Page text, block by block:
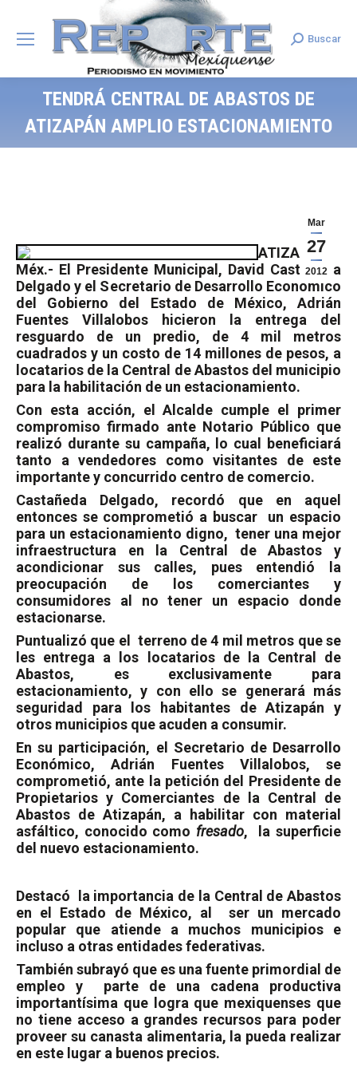
Search:
Buscar
TENDRÁ CENTRAL DE ABASTOS DE
ATIZAPÁN AMPLIO ESTACIONAMIENTO
Mar
27
2012
ATIZAPAN,
Méx.- El Presidente Municipal, David Castañeda
Delgado y el Secretario de Desarrollo Económico
del Gobierno del Estado de México, Adrián
Fuentes Villalobos hicieron la entrega del
resguardo de un predio, de 4 mil metros
cuadrados y un costo de 14 millones de pesos, a
locatarios de la Central de Abastos del municipio
para la habilitación de un estacionamiento.
Con esta acción, el Alcalde cumple el primer
compromiso firmado ante Notario Público que
realizó durante su campaña, lo cual beneficiará
tanto a vendedores como visitantes de este
importante y concurrido centro de comercio.
Castañeda Delgado, recordó que en aquel
entonces se comprometió a buscar
un espacio
para un estacionamiento digno, tener una mejor
infraestructura en la Central de Abastos y
acondicionar sus calles, pues entendió la
preocupación de los comerciantes y
consumidores al no tener un espacio donde
estacionarse.
Puntualizó que el
terreno de 4 mil metros que se
les entrega a los locatarios de la Central de
Abastos, es exclusivamente para
estacionamiento, y con ello se generará más
seguridad para los habitantes de Atizapán y
otros municipios que acuden a consumir.
En su participación, el Secretario de Desarrollo
Económico, Adrián Fuentes Villalobos, se
comprometió, ante la petición del Presidente de
Propietarios y Comerciantes de la Central de
Abastos de Atizapán, a habilitar con material
asfáltico, conocido como fresado,
la superficie
del nuevo estacionamiento.
Destacó
la importancia de la Central de Abastos
en el Estado de México, al
ser un mercado
popular que atiende a muchos municipios e
incluso a otras entidades federativas.
También subrayó que es una fuente primordial de
empleo y
parte de una cadena productiva
importantísima que logra que mexiquenses que
no tiene acceso a grandes recursos para poder
proveer su canasta alimentaria, la pueda realizar
en este lugar a buenos precios.